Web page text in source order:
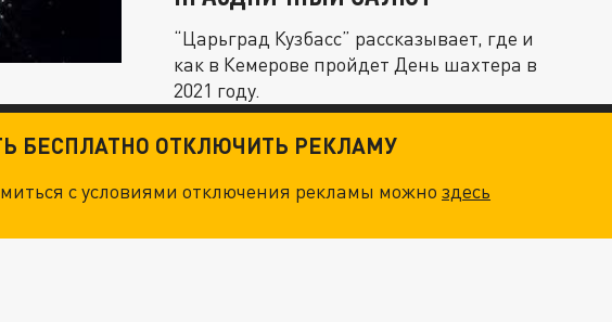
“Царьград Кузбасс” рассказывает, где и
как в Кемерове пройдет День шахтера в
2021 году.
БЕСПЛАТНО ОТКЛЮЧИТЬ РЕКЛАМУ
с условиями отключения рекламы можноздесь